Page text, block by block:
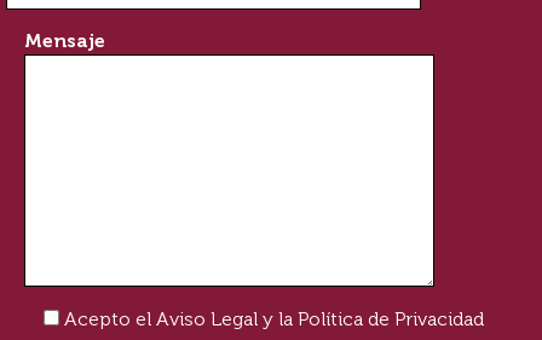
Mensaje
Acepto el Aviso Legal y la Política de Privacidad